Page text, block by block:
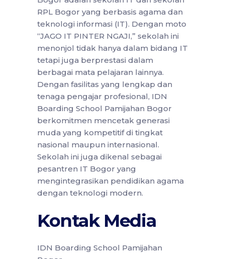
RPL Bogor yang berbasis agama dan
teknologi informasi (IT). Dengan moto
“JAGO IT PINTER NGAJI,” sekolah ini
menonjol tidak hanya dalam bidang IT
tetapi juga berprestasi dalam
berbagai mata pelajaran lainnya.
Dengan fasilitas yang lengkap dan
tenaga pengajar profesional, IDN
Boarding School Pamijahan Bogor
berkomitmen mencetak generasi
muda yang kompetitif di tingkat
nasional maupun internasional.
Sekolah ini juga dikenal sebagai
pesantren IT Bogor yang
mengintegrasikan pendidikan agama
dengan teknologi modern.
Kontak Media
IDN Boarding School Pamijahan